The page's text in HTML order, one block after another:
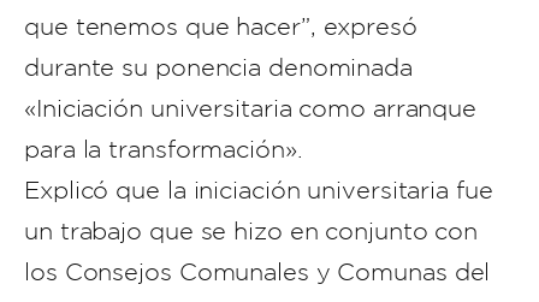
que tenemos que hacer”, expresó
durante su ponencia denominada
«Iniciación universitaria como arranque
para la transformación».
Explicó que la iniciación universitaria fue
un trabajo que se hizo en conjunto con
los Consejos Comunales y Comunas del